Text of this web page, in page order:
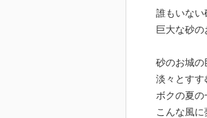
誰もいない
巨大な砂の
砂のお城の
淡々とすす
ボクの夏の
こんな風